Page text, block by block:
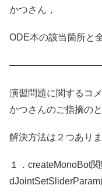
かつさん，
ODE本の該当箇所と
演習問題に関するコ
かつさんのご指摘の
解決方法は２つありま
１．createMonoBot